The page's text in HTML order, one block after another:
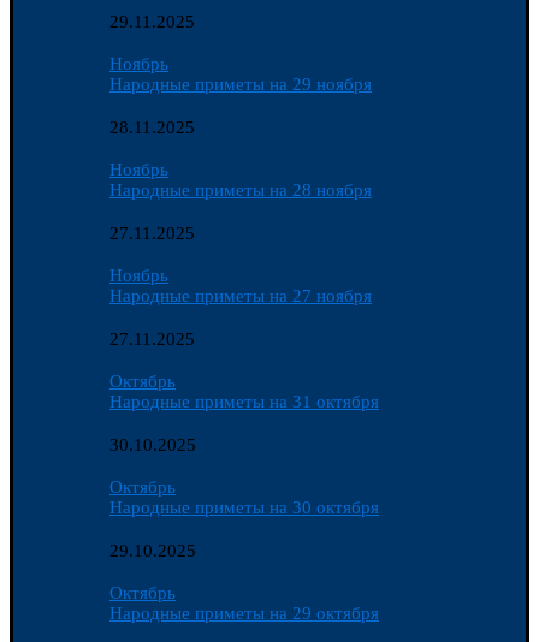
29.11.2025
Ноябрь
Народные приметы на 29 ноября
28.11.2025
Ноябрь
Народные приметы на 28 ноября
27.11.2025
Ноябрь
Народные приметы на 27 ноября
27.11.2025
Октябрь
Народные приметы на 31 октября
30.10.2025
Октябрь
Народные приметы на 30 октября
29.10.2025
Октябрь
Народные приметы на 29 октября